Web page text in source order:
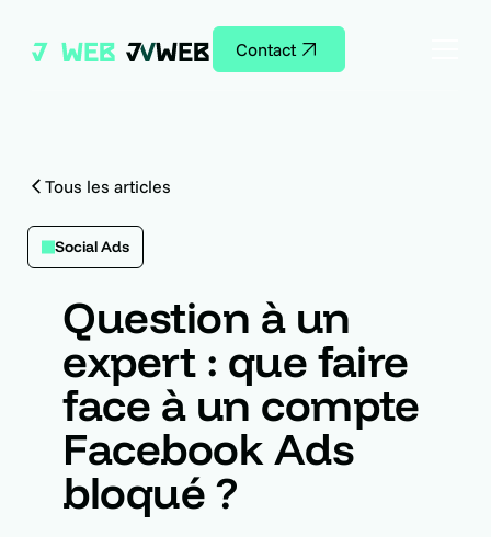
Contact
Tous les articles
Social Ads
Question à un
expert : que faire
face à un compte
Facebook Ads
bloqué ?